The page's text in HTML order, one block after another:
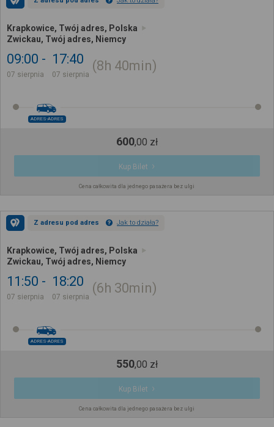
Krapkowice, Twój adres, Polska
Zwickau, Twój adres, Niemcy
09:00
07 sierpnia
17:40
07 sierpnia
8h 40min
ADRES-ADRES
600,00 zł
Kup Bilet
Cena całkowita dla jednego pasażera bez ulgi
Z adresu pod adres Jak to działa?
Krapkowice, Twój adres, Polska
Zwickau, Twój adres, Niemcy
11:50
07 sierpnia
18:20
07 sierpnia
6h 30min
ADRES-ADRES
550,00 zł
Kup Bilet
Cena całkowita dla jednego pasażera bez ulgi